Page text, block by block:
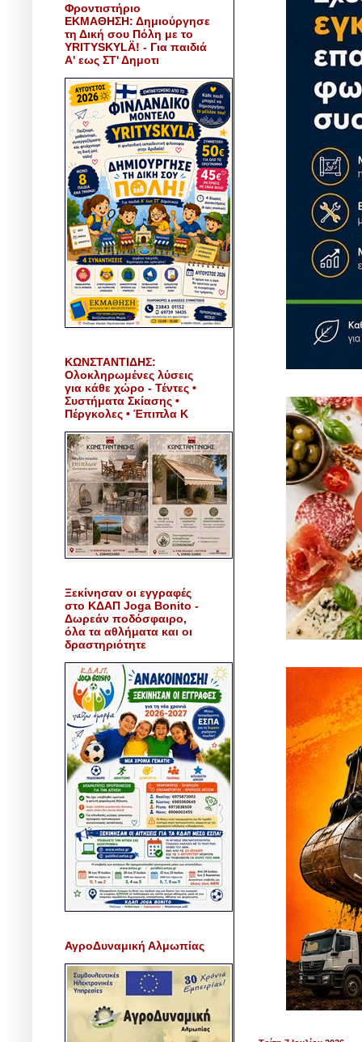
Φροντιστήριο
ΕΚΜΑΘΗΣΗ: Δημιούργησε
τη Δική σου Πόλη με το
YRITYSKYLÄ! - Για παιδιά
Α' εως ΣΤ' Δημοτι
ΚΩΝΣΤΑΝΤΙΔΗΣ:
Ολοκληρωμένες λύσεις
για κάθε χώρο - Τέντες •
Συστήματα Σκίασης •
Πέργκολες • Έπιπλα Κ
Ξεκίνησαν οι εγγραφές
στο ΚΔΑΠ Joga Bonito -
Δωρεάν ποδόσφαιρο,
όλα τα αθλήματα και οι
δραστηριότητε
ΑγροΔυναμική Αλμωπίας